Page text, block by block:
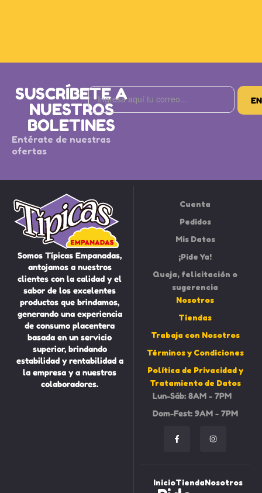
SUSCRÍBETE A
NUESTROS
BOLETINES
Entérate de nuestras
ofertas
Somos Típicas Empanadas,
antojamos a nuestros
clientes con la calidad y el
sabor de los excelentes
productos que brindamos,
generando una experiencia
de consumo placentera
basada en un servicio
superior, brindando
estabilidad y rentabilidad a
la empresa y a nuestros
colaboradores.
Cuenta
Pedidos
Mis Datos
¡Pide Ya!
Queja, felicitación o
sugerencia
Nosotros
Tiendas
Trabaja con Nosotros
Términos y Condiciones
Política de Privacidad y
Tratamiento de Datos
Lun-Sáb: 8AM - 7PM
Dom-Fest: 9AM - 7PM
InicioTiendaNosotros